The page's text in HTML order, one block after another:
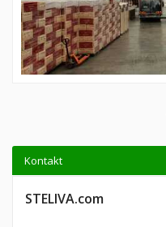
Kontakt
STELIVA.com